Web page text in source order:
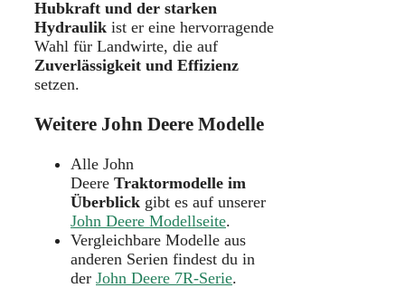
Hubkraft und der starken
Hydraulik ist er eine hervorragende
Wahl für Landwirte, die auf
Zuverlässigkeit und Effizienz
setzen.
Weitere John Deere Modelle
Alle John
Deere Traktormodelle im
Überblick gibt es auf unserer
John Deere Modellseite.
Vergleichbare Modelle aus
anderen Serien findest du in
der John Deere 7R-Serie.